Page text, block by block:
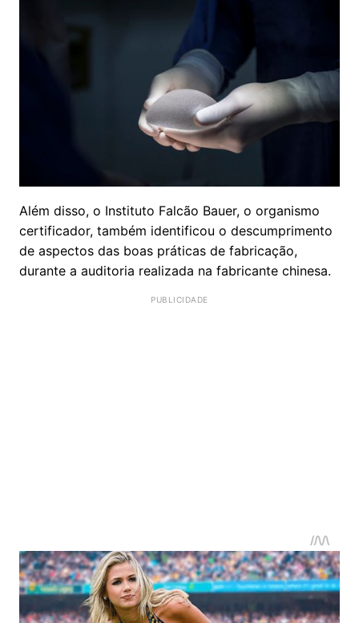
Além disso, o Instituto Falcão Bauer, o organismo
certificador, também identificou o descumprimento
de aspectos das boas práticas de fabricação,
durante a auditoria realizada na fabricante chinesa.